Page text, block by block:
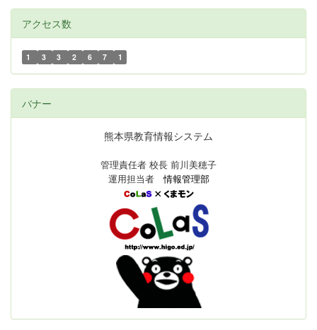
アクセス数
1 3 3 2 6 7 1
バナー
熊本県教育情報システム
管理責任者 校長 前川美穂子
運用担当者情報管理部